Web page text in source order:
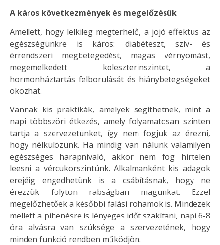
A káros következmények és megelőzésük
Amellett, hogy lelkileg megterhelő, a jojó effektus az
egészségünkre is káros: diabéteszt, szív- és
érrendszeri megbetegedést, magas vérnyomást,
megemelkedett koleszterinszintet, a
hormonháztartás felborulását és hiánybetegségeket
okozhat.
Vannak kis praktikák, amelyek segíthetnek, mint a
napi többszöri étkezés, amely folyamatosan szinten
tartja a szervezetünket, így nem fogjuk az érezni,
hogy nélkülözünk. Ha mindig van nálunk valamilyen
egészséges harapnivaló, akkor nem fog hirtelen
leesni a vércukorszintünk. Alkalmanként kis adagok
erejéig engedhetünk is a csábításnak, hogy ne
érezzük folyton rabságban magunkat. Ezzel
megelőzhetőek a későbbi falási rohamok is. Mindezek
mellett a pihenésre is lényeges időt szakítani, napi 6-8
óra alvásra van szüksége a szervezetének, hogy
minden funkció rendben működjön.